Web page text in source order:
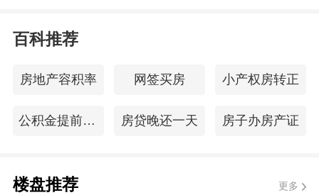
百科推荐
房地产容积率 网签买房 小产权房转正
公积金提前还贷 房贷晚还一天 房子办房产证
楼盘推荐 更多